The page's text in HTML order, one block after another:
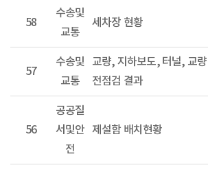
58
수송및
교통
세차장 현황
57
수송및
교통
교량, 지하보도, 터널, 교량
전점검 결과
56
공공질
서및안
전
제설함 배치현황